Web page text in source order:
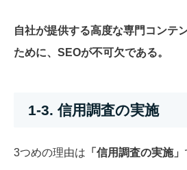
自社が提供する高度な専門コンテ
ために、SEOが不可欠である。
1-3. 信用調査の実施
3つめの理由は 「信用調査の実施」